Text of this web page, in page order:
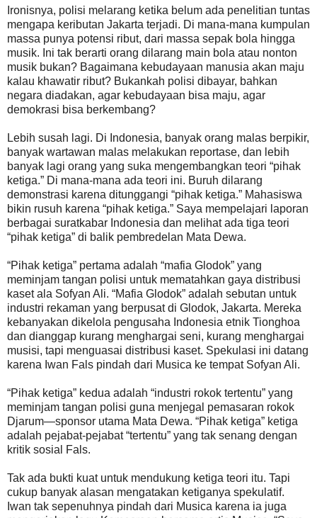
Ironisnya, polisi melarang ketika belum ada penelitian tuntas
mengapa keributan Jakarta terjadi. Di mana-mana kumpulan
massa punya potensi ribut, dari massa sepak bola hingga
musik. Ini tak berarti orang dilarang main bola atau nonton
musik bukan? Bagaimana kebudayaan manusia akan maju
kalau khawatir ribut? Bukankah polisi dibayar, bahkan
negara diadakan, agar kebudayaan bisa maju, agar
demokrasi bisa berkembang?
Lebih susah lagi. Di Indonesia, banyak orang malas berpikir,
banyak wartawan malas melakukan reportase, dan lebih
banyak lagi orang yang suka mengembangkan teori “pihak
ketiga.” Di mana-mana ada teori ini. Buruh dilarang
demonstrasi karena ditunggangi “pihak ketiga.” Mahasiswa
bikin rusuh karena “pihak ketiga.” Saya mempelajari laporan
berbagai suratkabar Indonesia dan melihat ada tiga teori
“pihak ketiga” di balik pembredelan Mata Dewa.
“Pihak ketiga” pertama adalah “mafia Glodok” yang
meminjam tangan polisi untuk mematahkan gaya distribusi
kaset ala Sofyan Ali. “Mafia Glodok” adalah sebutan untuk
industri rekaman yang berpusat di Glodok, Jakarta. Mereka
kebanyakan dikelola pengusaha Indonesia etnik Tionghoa
dan dianggap kurang menghargai seni, kurang menghargai
musisi, tapi menguasai distribusi kaset. Spekulasi ini datang
karena Iwan Fals pindah dari Musica ke tempat Sofyan Ali.
“Pihak ketiga” kedua adalah “industri rokok tertentu” yang
meminjam tangan polisi guna menjegal pemasaran rokok
Djarum—sponsor utama Mata Dewa. “Pihak ketiga” ketiga
adalah pejabat-pejabat “tertentu” yang tak senang dengan
kritik sosial Fals.
Tak ada bukti kuat untuk mendukung ketiga teori itu. Tapi
cukup banyak alasan mengatakan ketiganya spekulatif.
Iwan tak sepenuhnya pindah dari Musica karena ia juga